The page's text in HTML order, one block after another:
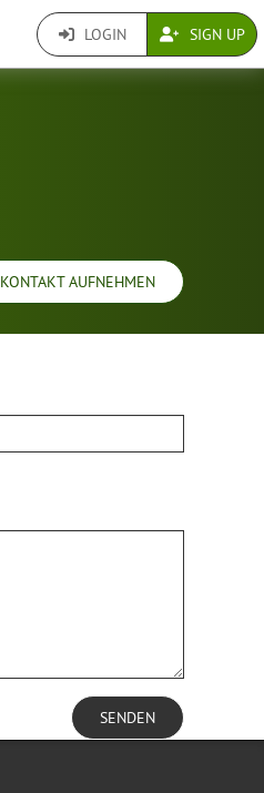
LOGIN SIGN UP
KONTAKT AUFNEHMEN
SENDEN